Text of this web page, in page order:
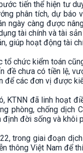
tiến thể hiện tư
phân tích, dự báo
ngày càng được
tài chính và tài
giúp hoạt động tài
tổ chức kiểm toán
đề chưa có tiền lệ,
để các đơn vị được
KTNN đã linh hoạt
phòng, chống dịch
định đời sống và khôi
trong giai đoạn
thông Việt Nam để